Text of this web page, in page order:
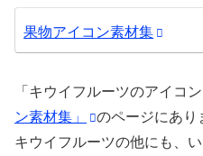
果物アイコン素材集
「キウイフルーツのアイコ
ン素材集」
のページにあり
キウイフルーツの他にも、